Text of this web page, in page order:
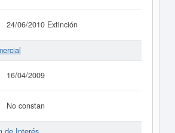
24/06/2010 Extinción
16/04/2009
No constan